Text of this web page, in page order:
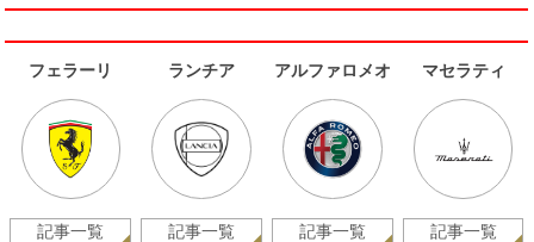
フェラーリ
記事一覧
ランチア
記事一覧
アルファロメオ
記事一覧
マセラティ
記事一覧